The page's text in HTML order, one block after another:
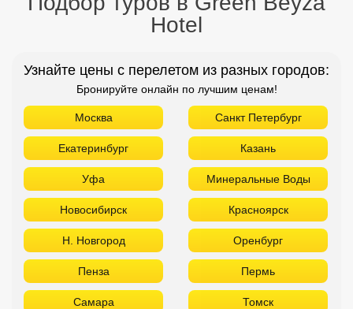
Hotel
Узнайте цены с перелетом из разных городов:
Бронируйте онлайн по лучшим ценам!
Москва Санкт Петербург
Екатеринбург Казань
Уфа Минеральные Воды
Новосибирск Красноярск
Н. Новгород Оренбург
Пенза Пермь
Самара Томск